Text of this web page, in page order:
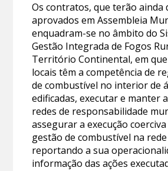
Os contratos, que terão ainda
aprovados em Assembleia
enquadram-se no âmbito do
Gestão Integrada de Fogos
Território Continental, em
locais têm a competência de
de combustível no interior de
edificadas, executar e manter
redes de responsabilidade
assegurar a execução
gestão de combustível na
reportando a sua
informação das ações